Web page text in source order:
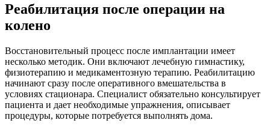
Реабилитация после операции на
колено
Восстановительный процесс после имплантации имеет
несколько методик. Они включают лечебную гимнастику,
физиотерапию и медикаментозную терапию. Реабилитацию
начинают сразу после оперативного вмешательства в
условиях стационара. Специалист обязательно консультирует
пациента и дает необходимые упражнения, описывает
процедуры, которые потребуется выполнять дома.